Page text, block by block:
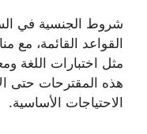
القواعد القائمة،
مثل اختبارات اللغة
هذه المقترحات حتى
الاحتياجات الأساسية.